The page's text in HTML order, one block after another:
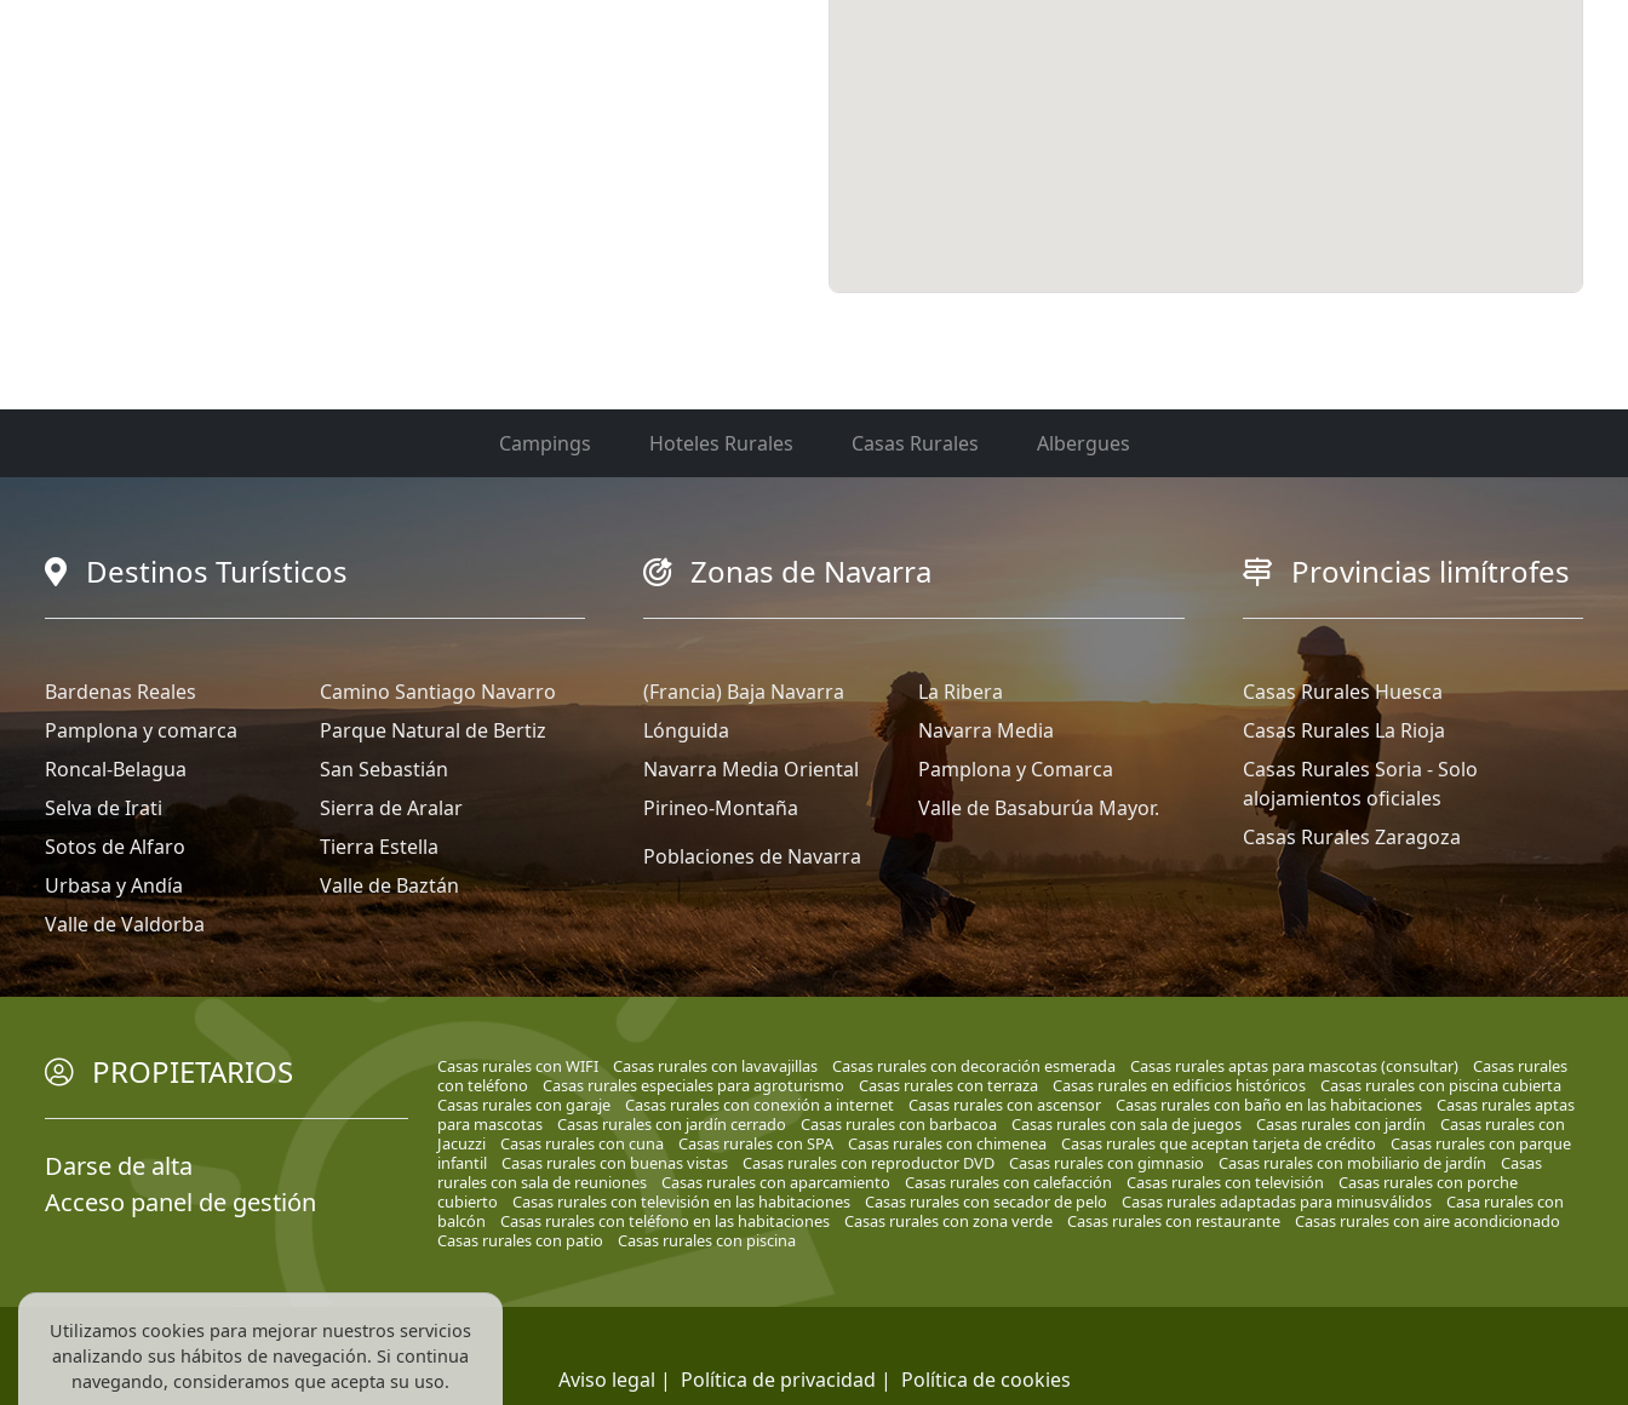
Campings Hoteles Rurales Casas Rurales Albergues
Destinos Turísticos
Bardenas Reales
Camino Santiago Navarro
Pamplona y comarca
Parque Natural de Bertiz
Roncal-Belagua
San Sebastián
Selva de Irati
Sierra de Aralar
Sotos de Alfaro
Tierra Estella
Urbasa y Andía
Valle de Baztán
Valle de Valdorba
Zonas de Navarra
(Francia) Baja Navarra
La Ribera
Lónguida
Navarra Media
Navarra Media Oriental
Pamplona y Comarca
Pirineo-Montaña
Valle de Basaburúa Mayor.
Poblaciones de Navarra
Provincias limítrofes
Casas Rurales Huesca
Casas Rurales La Rioja
Casas Rurales Soria - Solo
alojamientos oficiales
Casas Rurales Zaragoza
PROPIETARIOS
Darse de alta
Acceso panel de gestión
Casas rurales con WIFI Casas rurales con lavavajillas Casas rurales con decoración esmerada Casas rurales aptas para mascotas (consultar)
Casas rurales
con teléfono
Casas rurales especiales para agroturismo Casas rurales con terraza Casas rurales en edificios históricos
Casas rurales con piscina cubierta
Casas rurales con garaje
Casas rurales con conexión a internet Casas rurales con ascensor Casas rurales con baño en las habitaciones
Casas rurales aptas
para mascotas
Casas rurales con jardín cerrado Casas rurales con barbacoa Casas rurales con sala de juegos Casas rurales con jardín
Casas rurales con
Jacuzzi
Casas rurales con cuna Casas rurales con SPA Casas rurales con chimenea Casas rurales que aceptan tarjeta de crédito
Casas rurales con parque
infantil
Casas rurales con buenas vistas Casas rurales con reproductor DVD Casas rurales con gimnasio Casas rurales con mobiliario de jardín
Casas
rurales con sala de reuniones
Casas rurales con aparcamiento Casas rurales con calefacción Casas rurales con televisión
Casas rurales con porche
cubierto
Casas rurales con televisión en las habitaciones Casas rurales con secador de pelo Casas rurales adaptadas para minusválidos
Casa rurales con
balcón
Casas rurales con teléfono en las habitaciones Casas rurales con zona verde Casas rurales con restaurante
Casas rurales con aire acondicionado
Casas rurales con patio
Casas rurales con piscina
Aviso legal | Política de privacidad | Política de cookies
Utilizamos cookies para mejorar nuestros servicios
analizando sus hábitos de navegación. Si continua
navegando, consideramos que acepta su uso.